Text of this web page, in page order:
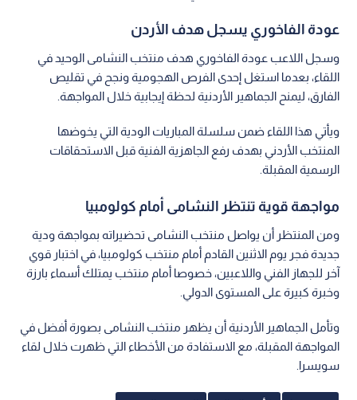
عودة الفاخوري يسجل هدف الأردن
وسجل اللاعب عودة الفاخوري هدف منتخب النشامى الوحيد في
اللقاء، بعدما استغل إحدى الفرص الهجومية ونجح في تقليص
الفارق، ليمنح الجماهير الأردنية لحظة إيجابية خلال المواجهة.
ويأتي هذا اللقاء ضمن سلسلة المباريات الودية التي يخوضها
المنتخب الأردني بهدف رفع الجاهزية الفنية قبل الاستحقاقات
الرسمية المقبلة.
مواجهة قوية تنتظر النشامى أمام كولومبيا
ومن المنتظر أن يواصل منتخب النشامى تحضيراته بمواجهة ودية
جديدة فجر يوم الاثنين القادم أمام منتخب كولومبيا، في اختبار قوي
آخر للجهاز الفني واللاعبين، خصوصا أمام منتخب يمتلك أسماء بارزة
وخبرة كبيرة على المستوى الدولي.
وتأمل الجماهير الأردنية أن يظهر منتخب النشامى بصورة أفضل في
المواجهة المقبلة، مع الاستفادة من الأخطاء التي ظهرت خلال لقاء
سويسرا.